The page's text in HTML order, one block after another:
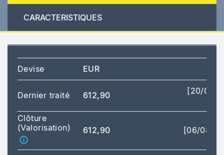
CARACTERISTIQUES
Devise EUR
Dernier traité 612,90
[20/07/
Clôture
(Valorisation)
612,90 [06/08/